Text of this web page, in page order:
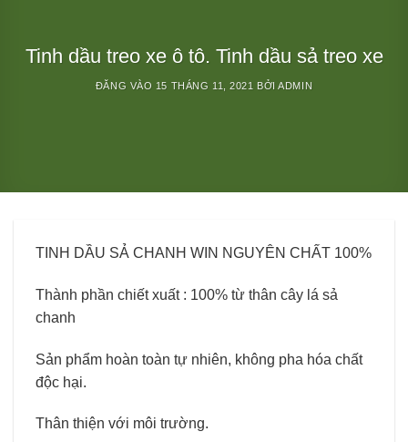
Tinh dầu treo xe ô tô. Tinh dầu sả treo xe
ĐĂNG VÀO 15 THÁNG 11, 2021 BỞIADMIN
TINH DẦU SẢ CHANH WIN NGUYÊN CHẤT 100%
Thành phần chiết xuất : 100% từ thân cây lá sả
chanh
Sản phẩm hoàn toàn tự nhiên, không pha hóa chất
độc hại.
Thân thiện với môi trường.